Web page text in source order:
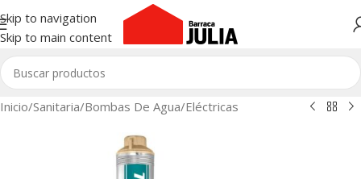
Skip to navigation
Skip to main content
Inicio/Sanitaria/Bombas De Agua/Eléctricas